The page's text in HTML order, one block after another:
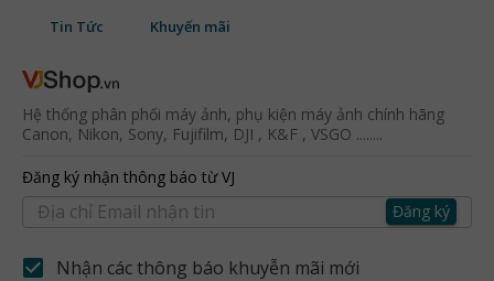
Tin Tức Khuyến mãi
Hệ thống phân phối máy ảnh, phụ kiện máy ảnh chính hãng
Canon, Nikon, Sony, Fujifilm, DJI , K&F , VSGO ........
Đăng ký nhận thông báo từ VJ
Đăng ký
Nhận các thông báo khuyễn mãi mới